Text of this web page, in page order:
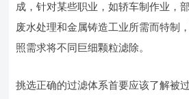
成，针对某些职业，如轿车制作业，
废水处理和金属铸造工业所需而特制
照需求将不同巨细颗粒滤除。
挑选正确的过滤体系首要应该了解被